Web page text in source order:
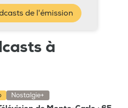
de l'émission
à
Nostalgie+